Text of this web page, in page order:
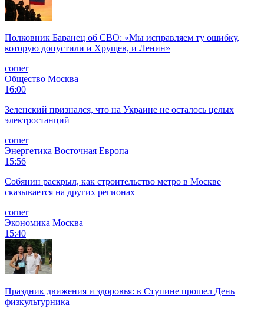
Полковник Баранец об СВО: «Мы исправляем ту ошибку,
которую допустили и Хрущев, и Ленин»
corner
Общество Москва
16:00
Зеленский признался, что на Украине не осталось целых
электростанций
corner
Энергетика Восточная Европа
15:56
Собянин раскрыл, как строительство метро в Москве
сказывается на других регионах
corner
Экономика Москва
15:40
Праздник движения и здоровья: в Ступине прошел День
физкультурника